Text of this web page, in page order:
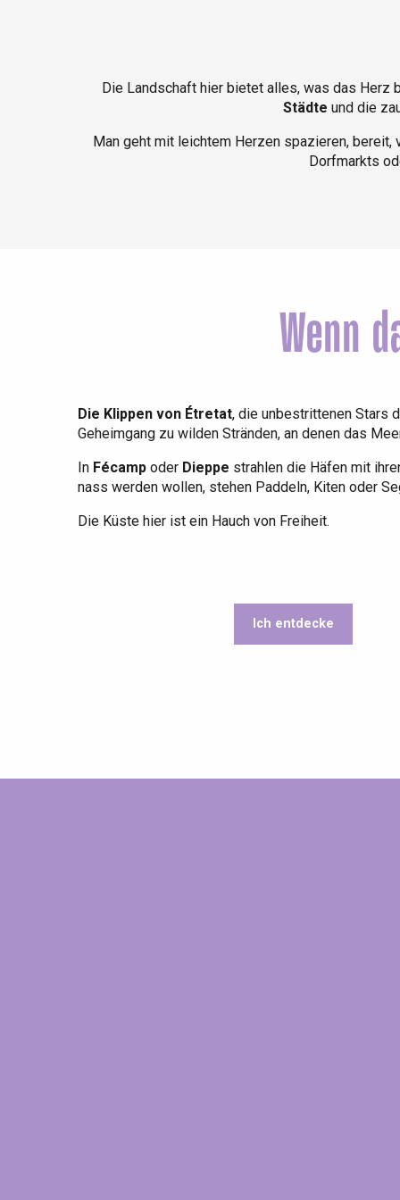
Offranville
Forges-les-
Valery-en-Caux
Criel-sur-Mer
Dieppe
Die Landschaft hier bietet alles, was das Herz
Städte und die
Man geht mit leichtem Herzen spazieren,
Dorfmarkts
Wenn
Die Klippen von Étretat, die unbestrittenen Stars
Geheimgang zu wilden Stränden, an denen das
In Fécamp oder Dieppe strahlen die Häfen mit
nass werden wollen, stehen Paddeln, Kiten oder
Die Küste hier ist ein Hauch von Freiheit.
Ich entdecke